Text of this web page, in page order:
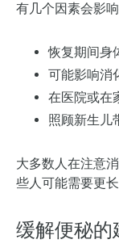
有几个因素会影响
恢复期间身
可能影响消
在医院或在
照顾新生儿
大多数人在注意
些人可能需要更长
缓解便秘的